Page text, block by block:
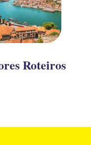
Roteiros